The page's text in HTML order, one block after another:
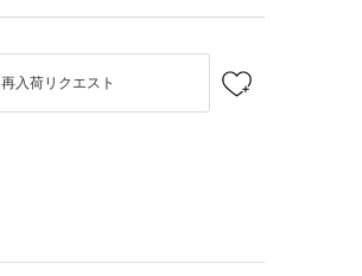
再入荷リクエスト